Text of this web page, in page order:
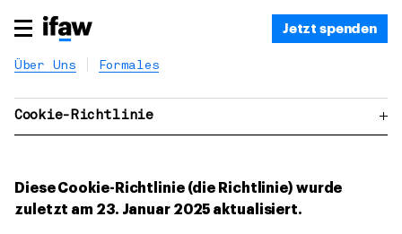
Jetzt spenden
Über Uns Formales
Cookie-Richtlinie
Diese Cookie-Richtlinie (die Richtlinie) wurde
zuletzt am 23. Januar 2025 aktualisiert.